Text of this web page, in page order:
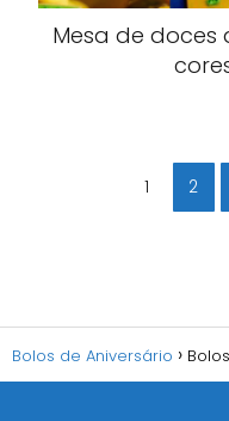
Mesa de doces
1 2
Bolos de Aniversário